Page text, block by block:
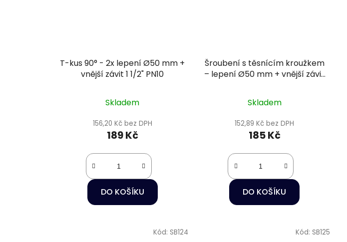
T-kus 90° - 2x lepení Ø50 mm +
vnější závit 1 1/2" PN10
Skladem
156,20 Kč bez DPH
189 Kč
DO KOŠÍKU
Šroubení s těsnícím kroužkem
– lepení Ø50 mm + vnější závit
Skladem
152,89 Kč bez DPH
185 Kč
DO KOŠÍKU
Kód: SB124 Kód: SB125